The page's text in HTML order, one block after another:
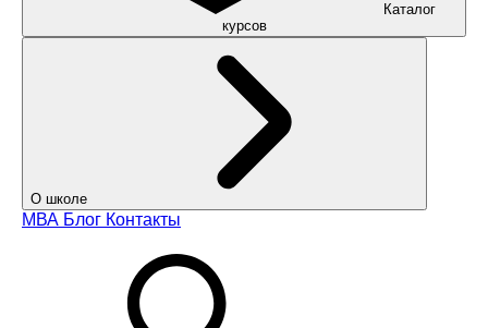
Каталог
курсов
О школе
МВА Блог Контакты